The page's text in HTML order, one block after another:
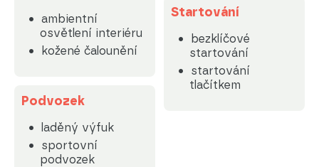
ambientní
osvětlení interiéru
kožené čalounění
Podvozek
laděný výfuk
sportovní
podvozek
Startování
bezklíčové
startování
startování
tlačítkem